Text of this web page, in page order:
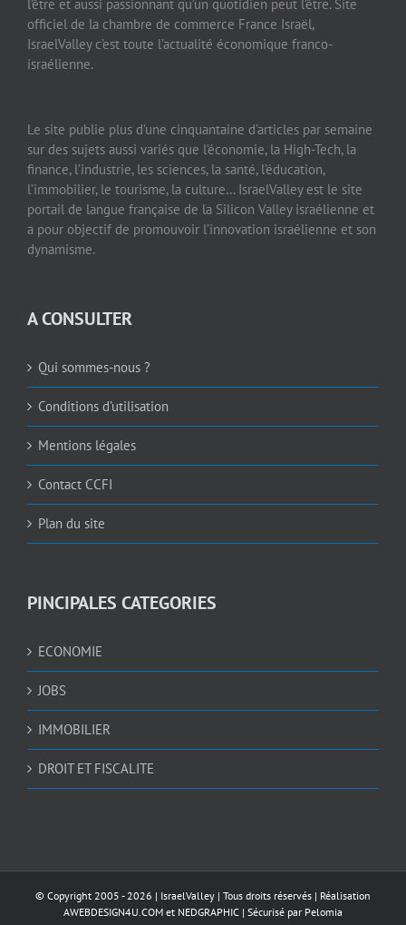
l’être et aussi passionnant qu’un quotidien peut l’être. Site
officiel de la chambre de commerce France Israël,
IsraelValley c’est toute l’actualité économique franco-
israélienne.
Le site publie plus d’une cinquantaine d’articles par semaine
sur des sujets aussi variés que l’économie, la High-Tech, la
finance, l’industrie, les sciences, la santé, l’éducation,
l’immobilier, le tourisme, la culture… IsraelValley est le site
portail de langue française de la Silicon Valley israélienne et
a pour objectif de promouvoir l’innovation israélienne et son
dynamisme.
A CONSULTER
Qui sommes-nous ?
Conditions d’utilisation
Mentions légales
Contact CCFI
Plan du site
PINCIPALES CATEGORIES
ECONOMIE
JOBS
IMMOBILIER
DROIT ET FISCALITE
© Copyright 2005 -2026 | IsraelValley | Tous droits réservés | Réalisation
AWEBDESIGN4U.COM et NEDGRAPHIC | Sécurisé par Pelomia